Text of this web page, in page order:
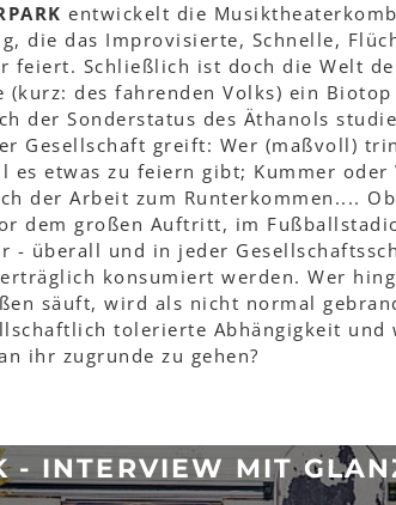
entwickelt die
die das Improvisierte, Schnelle,
feiert. Schließlich ist doch die Welt
(kurz: des fahrenden Volks) ein
der Sonderstatus des Äthanols
Gesellschaft greift: Wer (maßvoll)
es etwas zu feiern gibt; Kummer
der Arbeit zum Runterkommen....
dem großen Auftritt, im
- überall und in jeder
konsumiert werden. Wer
säuft, wird als nicht normal
tolerierte Abhängigkeit
ihr zugrunde zu gehen?
- INTERVIEW MIT